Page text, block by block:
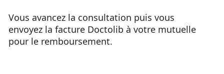
Vous avancez la consultation puis vous
envoyez la facture Doctolib à votre mutuelle
pour le remboursement.